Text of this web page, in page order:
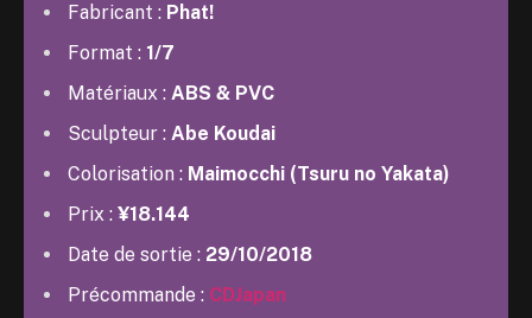
Fabricant : Phat!
Format : 1/7
Matériaux : ABS & PVC
Sculpteur : Abe Koudai
Colorisation : Maimocchi (Tsuru no Yakata)
Prix : ¥18.144
Date de sortie : 29/10/2018
Précommande : CDJapan